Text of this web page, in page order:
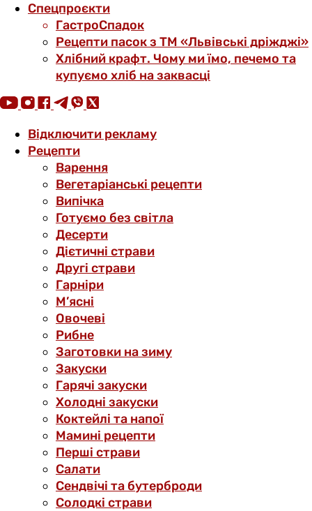
Спецпроєкти
ГастроСпадок
Рецепти пасок з ТМ «Львівські дріжджі»
Хлібний крафт. Чому ми їмо, печемо та
купуємо хліб на заквасці
Відключити рекламу
Рецепти
Варення
Вегетаріанські рецепти
Випічка
Готуємо без світла
Десерти
Дієтичні страви
Другі страви
Гарніри
М’ясні
Овочеві
Рибне
Заготовки на зиму
Закуски
Гарячі закуски
Холодні закуски
Коктейлі та напої
Мамині рецепти
Перші страви
Салати
Сендвічі та бутерброди
Солодкі страви